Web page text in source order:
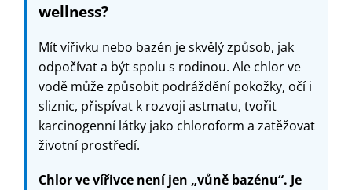
wellness?
Mít vířivku nebo bazén je skvělý způsob, jak
odpočívat a být spolu s rodinou. Ale chlor ve
vodě může způsobit podráždění pokožky, očí i
sliznic, přispívat k rozvoji astmatu, tvořit
karcinogenní látky jako chloroform a zatěžovat
životní prostředí.
Chlor ve vířivce není jen „vůně bazénu“. Je